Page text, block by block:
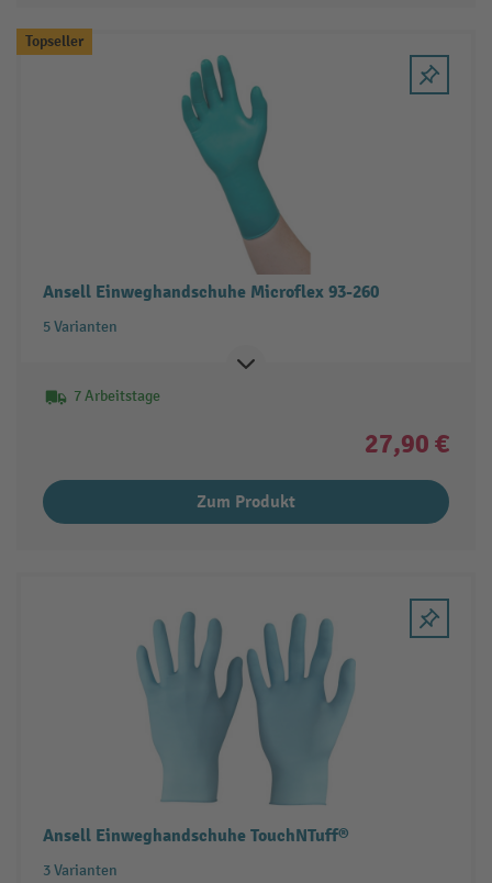
Topseller
Ansell Einweghandschuhe Microflex 93-260
5 Varianten
7 Arbeitstage
27,90 €
Zum Produkt
Ansell Einweghandschuhe TouchNTuff®
3 Varianten